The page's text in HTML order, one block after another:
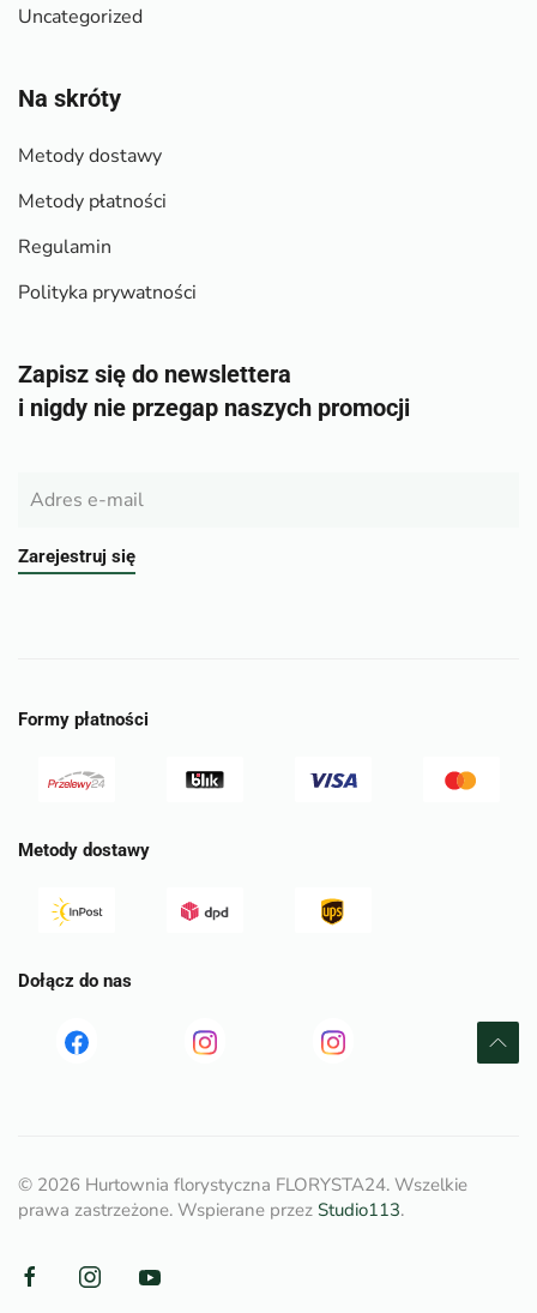
Uncategorized
Na skróty
Metody dostawy
Metody płatności
Regulamin
Polityka prywatności
Zapisz się do newslettera
i nigdy nie przegap naszych promocji
Zarejestruj się
Formy płatności
Metody dostawy
Dołącz do nas
© 2026 Hurtownia florystyczna FLORYSTA24. Wszelkie
prawa zastrzeżone. Wspierane przez Studio113.